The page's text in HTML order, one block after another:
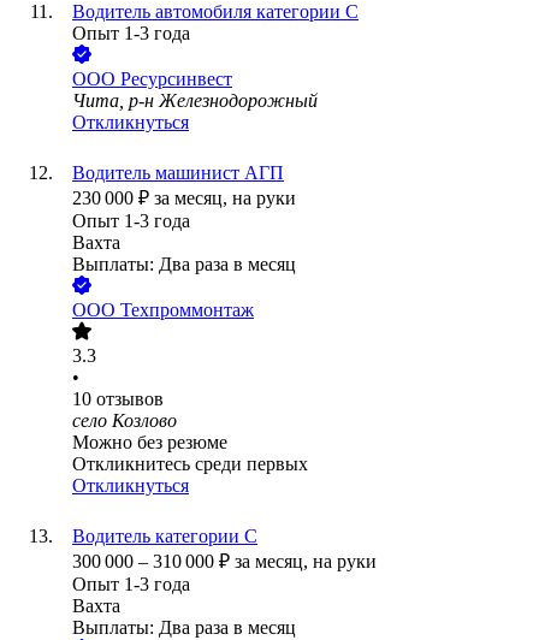
Водитель автомобиля категории С
Опыт 1-3 года
ООО Ресурсинвест
Чита, р-н Железнодорожный
Откликнуться
Водитель машинист АГП
230 000 ₽ за месяц, на руки
Опыт 1-3 года
Вахта
Выплаты: Два раза в месяц
ООО Техпроммонтаж
3.3
•
10 отзывов
село Козлово
Можно без резюме
Откликнитесь среди первых
Откликнуться
Водитель категории С
300 000 – 310 000 ₽ за месяц, на руки
Опыт 1-3 года
Вахта
Выплаты: Два раза в месяц